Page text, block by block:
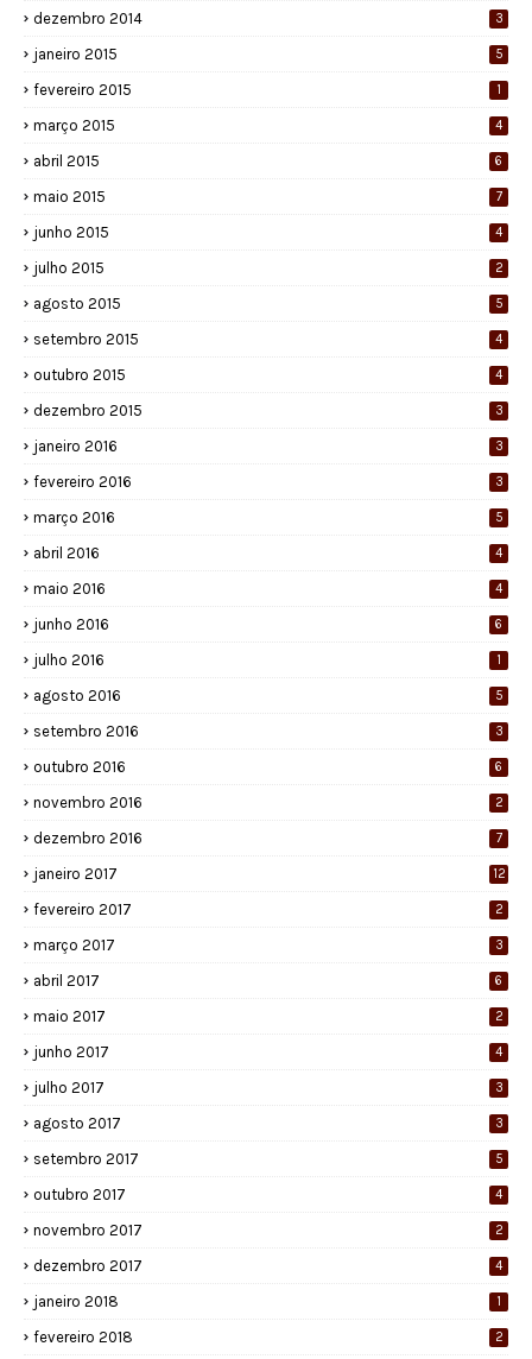
dezembro 2014 3
janeiro 2015 5
fevereiro 2015 1
março 2015 4
abril 2015 6
maio 2015 7
junho 2015 4
julho 2015 2
agosto 2015 5
setembro 2015 4
outubro 2015 4
dezembro 2015 3
janeiro 2016 3
fevereiro 2016 3
março 2016 5
abril 2016 4
maio 2016 4
junho 2016 6
julho 2016 1
agosto 2016 5
setembro 2016 3
outubro 2016 6
novembro 2016 2
dezembro 2016 7
janeiro 2017 12
fevereiro 2017 2
março 2017 3
abril 2017 6
maio 2017 2
junho 2017 4
julho 2017 3
agosto 2017 3
setembro 2017 5
outubro 2017 4
novembro 2017 2
dezembro 2017 4
janeiro 2018 1
fevereiro 2018 2